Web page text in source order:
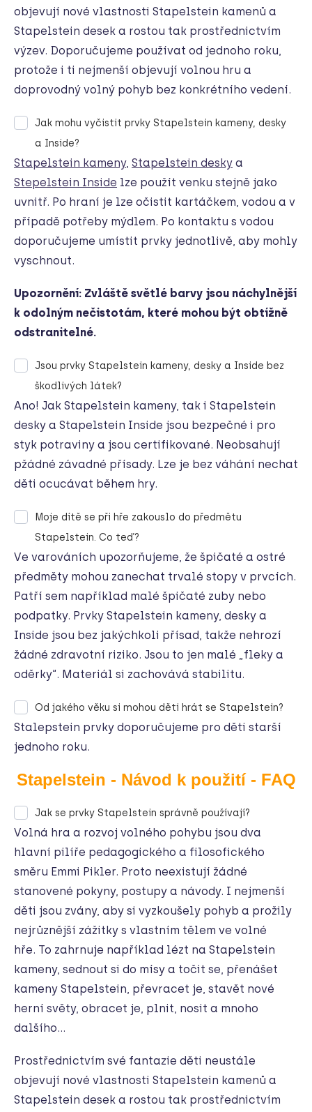
objevují nové vlastnosti Stapelstein kamenů a
Stapelstein desek a rostou tak prostřednictvím
výzev. Doporučujeme používat od jednoho roku,
protože i ti nejmenší objevují volnou hru a
doprovodný volný pohyb bez konkrétního vedení.
Jak mohu vyčistit prvky Stapelstein kameny, desky
a Inside?
Stapelstein kameny, Stapelstein desky a
Stepelstein Inside lze použít venku stejně jako
uvnitř. Po hraní je lze očistit kartáčkem, vodou a v
případě potřeby mýdlem. Po kontaktu s vodou
doporučujeme umístit prvky jednotlivě, aby mohly
vyschnout.
Upozornění: Zvláště světlé barvy jsou náchylnější
k odolným nečistotám, které mohou být obtížně
odstranitelné.
Jsou prvky Stapelstein kameny, desky a Inside bez
škodlivých látek?
Ano! Jak Stapelstein kameny, tak i Stapelstein
desky a Stapelstein Inside jsou bezpečné i pro
styk potraviny a jsou certifikované. Neobsahují
pžádné závadné přísady. Lze je bez váhání nechat
děti ocucávat během hry.
Moje dítě se při hře zakouslo do předmětu
Stapelstein. Co teď?
Ve varováních upozorňujeme, že špičaté a ostré
předměty mohou zanechat trvalé stopy v prvcích.
Patří sem například malé špičaté zuby nebo
podpatky. Prvky Stapelstein kameny, desky a
Inside jsou bez jakýchkoli přísad, takže nehrozí
žádné zdravotní riziko. Jsou to jen malé „fleky a
oděrky“. Materiál si zachovává stabilitu.
Od jakého věku si mohou děti hrát se Stapelstein?
Stalepstein prvky doporučujeme pro děti starší
jednoho roku.
Stapelstein - Návod k použití - FAQ
Jak se prvky Stapelstein správně používají?
Volná hra a rozvoj volného pohybu jsou dva
hlavní pilíře pedagogického a filosofického
směru Emmi Pikler. Proto neexistují žádné
stanovené pokyny, postupy a návody. I nejmenší
děti jsou zvány, aby si vyzkoušely pohyb a prožily
nejrůznější zážitky s vlastním tělem ve volné
hře. To zahrnuje například lézt na Stapelstein
kameny, sednout si do mísy a točit se, přenášet
kameny Stapelstein, převracet je, stavět nové
herní světy, obracet je, plnit, nosit a mnoho
dalšího...
Prostřednictvím své fantazie děti neustále
objevují nové vlastnosti Stapelstein kamenů a
Stapelstein desek a rostou tak prostřednictvím